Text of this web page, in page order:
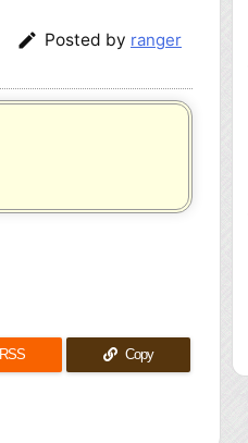
 Posted by ranger
RSS Copy